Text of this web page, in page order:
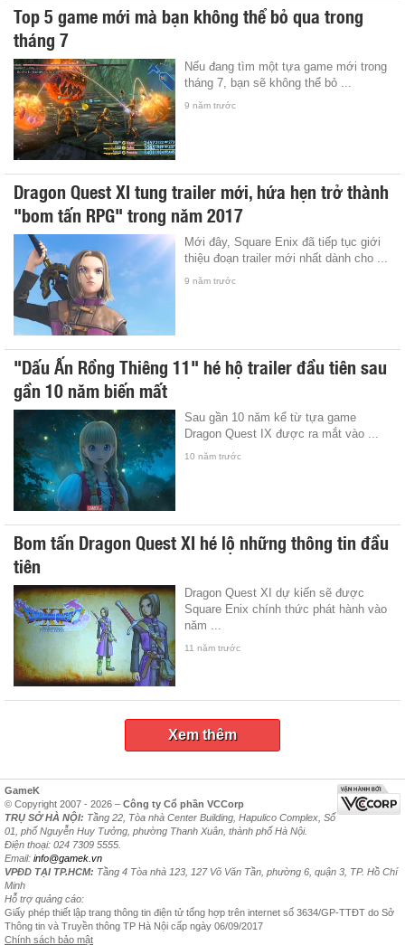
Top 5 game mới mà bạn không thể bỏ qua trong
tháng 7
Nếu đang tìm một tựa game mới trong
tháng 7, bạn sẽ không thể bỏ ...
9 năm trước
Dragon Quest XI tung trailer mới, hứa hẹn trở thành
"bom tấn RPG" trong năm 2017
Mới đây, Square Enix đã tiếp tục giới
thiệu đoạn trailer mới nhất dành cho ...
9 năm trước
"Dấu Ấn Rồng Thiêng 11" hé hộ trailer đầu tiên sau
gần 10 năm biến mất
Sau gần 10 năm kể từ tựa game
Dragon Quest IX được ra mắt vào ...
10 năm trước
Bom tấn Dragon Quest XI hé lộ những thông tin đầu
tiên
Dragon Quest XI dự kiến sẽ được
Square Enix chính thức phát hành vào
năm ...
11 năm trước
Xem thêm
GameK
© Copyright 2007 - 2026 – Công ty Cổ phần VCCorp
TRỤ SỞ HÀ NỘI: Tầng 22, Tòa nhà Center Building, Hapulico Complex, Số
01, phố Nguyễn Huy Tưởng, phường Thanh Xuân, thành phố Hà Nội.
Điện thoại: 024 7309 5555.
Email: info@gamek.vn
VPĐD TẠI TP.HCM: Tầng 4 Tòa nhà 123, 127 Võ Văn Tần, phường 6, quận 3, TP. Hồ Chí
Minh
Hỗ trợ quảng cáo:
Giấy phép thiết lập trang thông tin điện tử tổng hợp trên internet số 3634/GP-TTĐT do Sở
Thông tin và Truyền thông TP Hà Nội cấp ngày 06/09/2017
Chính sách bảo mật